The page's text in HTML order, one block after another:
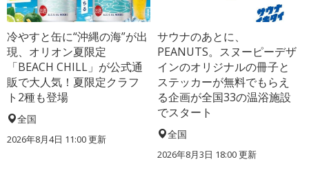
冷やすと缶に“沖縄の海”が出
現、オリオン夏限定
「BEACH CHILL」が公式通
販で大人気！夏限定クラフ
ト2種も登場
全国
2026年8月4日 11:00更新
サウナのあとに、
PEANUTS。スヌーピーデザ
インのオリジナルの冊子と
ステッカーが無料でもらえ
る企画が全国33の温浴施設
でスタート
全国
2026年8月3日 18:00更新